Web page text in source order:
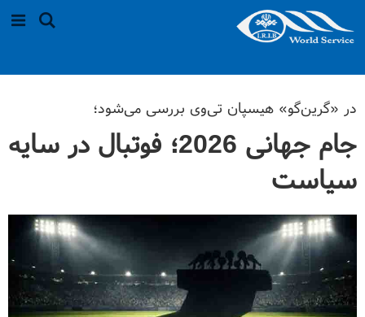
در «گرین‌گو» هیسپان تی‌وی بررسی می‌شود؛
جام جهانی 2026؛ فوتبال در سایه
سیاست